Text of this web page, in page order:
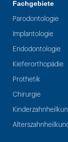
Fachgebiete
Parodontologie
Implantologie
Endodontologie
Kieferorthopädie
Prothetik
Chirurgie